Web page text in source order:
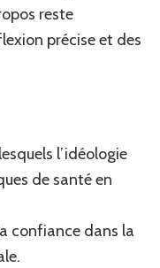
reste
précise et des
l’idéologie
de santé en
confiance dans la